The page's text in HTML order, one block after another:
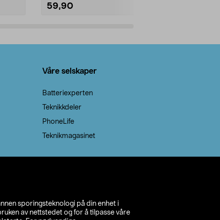
sporingsteknologi på din enhet i
av nettstedet og for å tilpasse våre
59,90
Våre selskaper
Batteriexperten
Teknikkdeler
PhoneLife
Teknikmagasinet